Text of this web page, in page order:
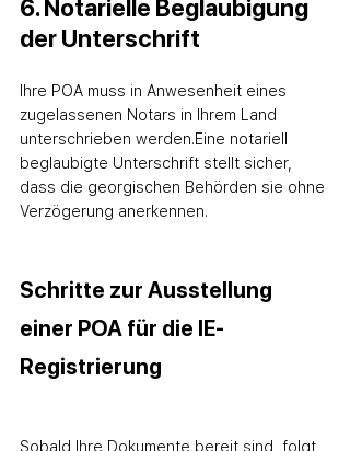
6. Notarielle Beglaubigung
der Unterschrift
Ihre POA muss in Anwesenheit eines
zugelassenen Notars in Ihrem Land
unterschrieben werden.Eine notariell
beglaubigte Unterschrift stellt sicher,
dass die georgischen Behörden sie ohne
Verzögerung anerkennen.
Schritte zur Ausstellung
einer POA für die IE-
Registrierung
Sobald Ihre Dokumente bereit sind, folgt